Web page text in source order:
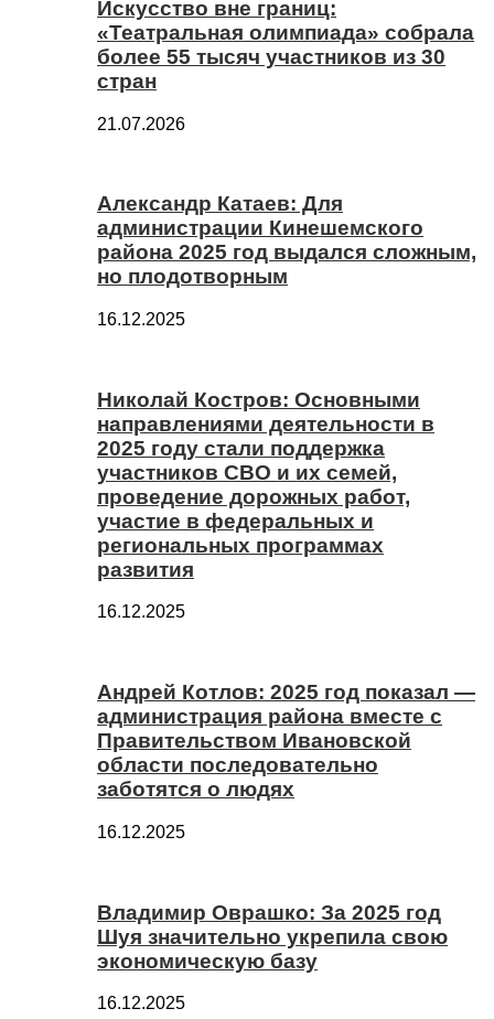
Искусство вне границ:
«Театральная олимпиада» собрала
более 55 тысяч участников из 30
стран
21.07.2026
Александр Катаев: Для
администрации Кинешемского
района 2025 год выдался сложным,
но плодотворным
16.12.2025
Николай Костров: Основными
направлениями деятельности в
2025 году стали поддержка
участников СВО и их семей,
проведение дорожных работ,
участие в федеральных и
региональных программах
развития
16.12.2025
Андрей Котлов: 2025 год показал —
администрация района вместе с
Правительством Ивановской
области последовательно
заботятся о людях
16.12.2025
Владимир Оврашко: За 2025 год
Шуя значительно укрепила свою
экономическую базу
16.12.2025